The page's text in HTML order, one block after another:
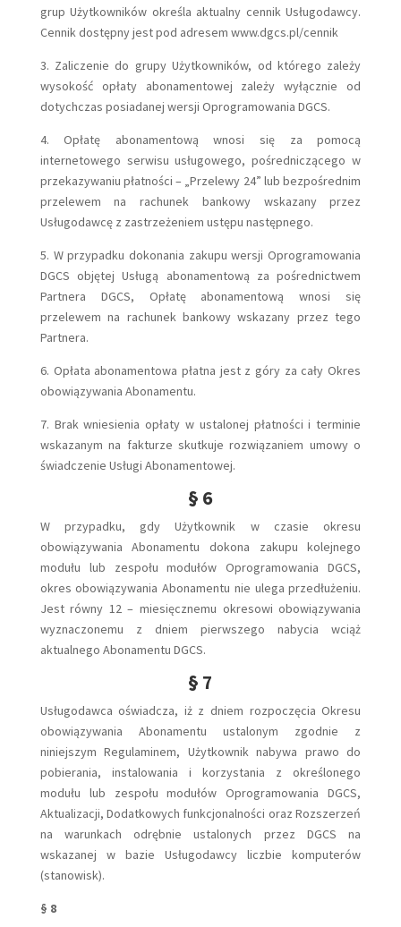
grup Użytkowników określa aktualny cennik Usługodawcy.
Cennik dostępny jest pod adresem www.dgcs.pl/cennik
3. Zaliczenie do grupy Użytkowników, od którego zależy
wysokość opłaty abonamentowej zależy wyłącznie od
dotychczas posiadanej wersji Oprogramowania DGCS.
4. Opłatę abonamentową wnosi się za pomocą
internetowego serwisu usługowego, pośredniczącego w
przekazywaniu płatności – „Przelewy 24” lub bezpośrednim
przelewem na rachunek bankowy wskazany przez
Usługodawcę z zastrzeżeniem ustępu następnego.
5. W przypadku dokonania zakupu wersji Oprogramowania
DGCS objętej Usługą abonamentową za pośrednictwem
Partnera DGCS, Opłatę abonamentową wnosi się
przelewem na rachunek bankowy wskazany przez tego
Partnera.
6. Opłata abonamentowa płatna jest z góry za cały Okres
obowiązywania Abonamentu.
7. Brak wniesienia opłaty w ustalonej płatności i terminie
wskazanym na fakturze skutkuje rozwiązaniem umowy o
świadczenie Usługi Abonamentowej.
§ 6
W przypadku, gdy Użytkownik w czasie okresu
obowiązywania Abonamentu dokona zakupu kolejnego
modułu lub zespołu modułów Oprogramowania DGCS,
okres obowiązywania Abonamentu nie ulega przedłużeniu.
Jest równy 12 – miesięcznemu okresowi obowiązywania
wyznaczonemu z dniem pierwszego nabycia wciąż
aktualnego Abonamentu DGCS.
§ 7
Usługodawca oświadcza, iż z dniem rozpoczęcia Okresu
obowiązywania Abonamentu ustalonym zgodnie z
niniejszym Regulaminem, Użytkownik nabywa prawo do
pobierania, instalowania i korzystania z określonego
modułu lub zespołu modułów Oprogramowania DGCS,
Aktualizacji, Dodatkowych funkcjonalności oraz Rozszerzeń
na warunkach odrębnie ustalonych przez DGCS na
wskazanej w bazie Usługodawcy liczbie komputerów
(stanowisk).
§ 8